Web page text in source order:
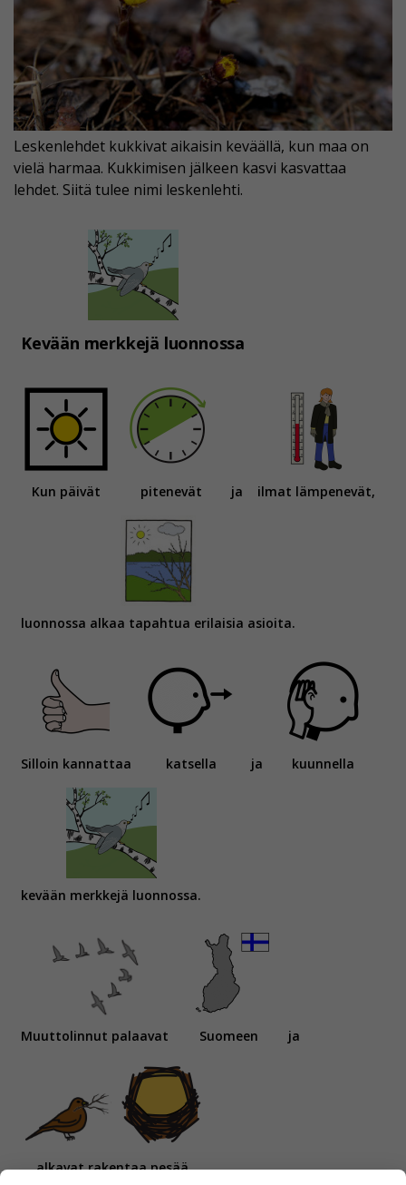
Kevään merkkejä luonnossa
Leskenlehdet kukkivat aikaisin keväällä, kun maa on
vielä harmaa. Kukkimisen jälkeen kasvi kasvattaa
lehdet. Siitä tulee nimi leskenlehti.
Kun päivät pitenevät ja ilmat lämpenevät,
luonnossa alkaa tapahtua erilaisia asioita.
Silloin kannattaa katsella ja kuunnella
kevään merkkejä luonnossa.
Muuttolinnut palaavat Suomeen ja
alkavat rakentaa pesää.